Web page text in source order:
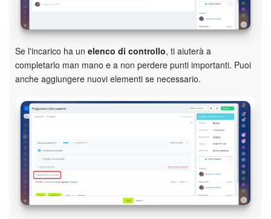
Enterprise
Bitrix24 On-Premise
Bitrix24 Messenger
Se l'incarico ha un elenco di controllo, ti aiuterà a
completarlo man mano e a non perdere punti importanti. Puoi
anche aggiungere nuovi elementi se necessario.